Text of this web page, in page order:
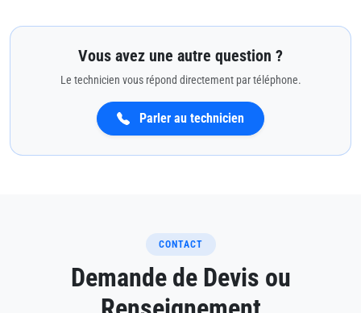
Vous avez une autre question ?
Le technicien vous répond directement par téléphone.
Parler au technicien
CONTACT
Demande de Devis ou